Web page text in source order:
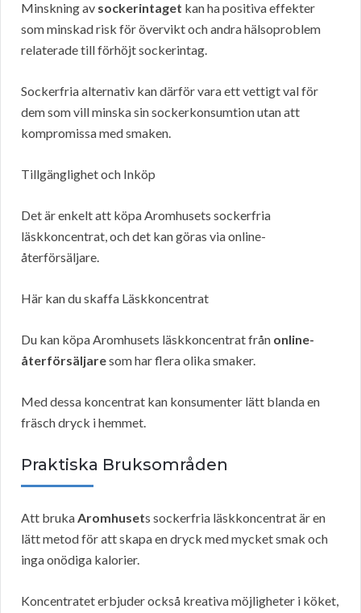
Minskning av sockerintaget kan ha positiva effekter
som minskad risk för övervikt och andra hälsoproblem
relaterade till förhöjt sockerintag.
Sockerfria alternativ kan därför vara ett vettigt val för
dem som vill minska sin sockerkonsumtion utan att
kompromissa med smaken.
Tillgänglighet och Inköp
Det är enkelt att köpa Aromhusets sockerfria
läskkoncentrat, och det kan göras via online-
återförsäljare.
Här kan du skaffa Läskkoncentrat
Du kan köpa Aromhusets läskkoncentrat från online-
återförsäljaresom har flera olika smaker.
Med dessa koncentrat kan konsumenter lätt blanda en
fräsch dryck i hemmet.
Praktiska Bruksområden
Att brukaAromhusets sockerfria läskkoncentrat är en
lätt metod för att skapa en dryck med mycket smak och
inga onödiga kalorier.
Koncentratet erbjuder också kreativa möjligheter i köket,